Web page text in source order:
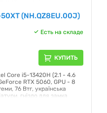
(NH.QZ8EU.00J)
Есть на складе
КУПИТЬ
Core i5-13420H (2.1 - 4.6
RTX 5060, GPU - 8
76 Втг, українська
гніздо для замка